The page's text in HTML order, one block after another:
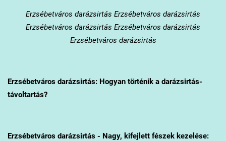
Erzsébetváros darázsirtás Erzsébetváros darázsirtás
Erzsébetváros darázsirtás Erzsébetváros darázsirtás
Erzsébetváros darázsirtás
Erzsébetvárosdarázsirtás: Hogyan történik a darázsirtás-
távoltartás?
Erzsébetvárosdarázsirtás - Nagy, kifejlett fészek kezelése: